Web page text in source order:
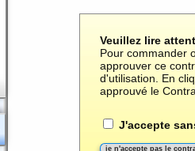
Veuillez lire
Pour commander
approuver ce
d'utilisation. En
approuvé le
J'accepte